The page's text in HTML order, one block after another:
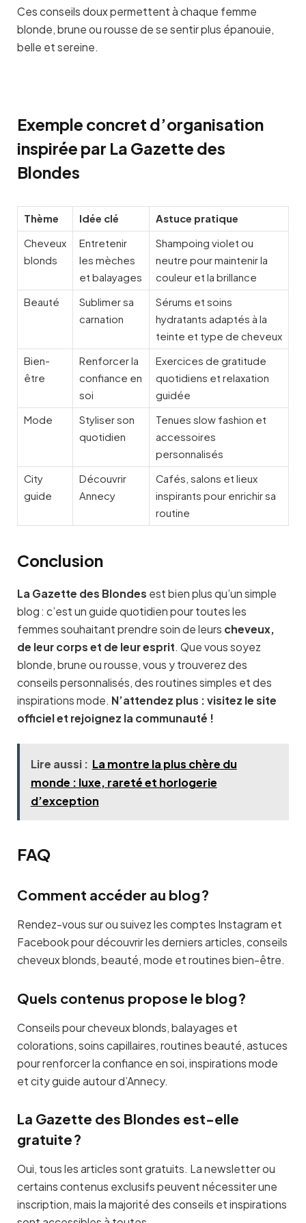
Ces conseils doux permettent à chaque femme
blonde, brune ou rousse de se sentir plus épanouie,
belle et sereine.
Exemple concret d’organisation
inspirée par La Gazette des
Blondes
Thème Idée clé
Astuce pratique
Cheveux
blonds
Entretenir
les mèches
et balayages
Shampoing violet ou
neutre pour maintenir la
couleur et la brillance
Beauté
Sublimer sa
carnation
Sérums et soins
hydratants adaptés à la
teinte et type de cheveux
Bien-
être
Renforcer la
confiance en
soi
Exercices de gratitude
quotidiens et relaxation
guidée
Mode
Styliser son
quotidien
Tenues slow fashion et
accessoires
personnalisés
City
guide
Découvrir
Annecy
Cafés, salons et lieux
inspirants pour enrichir sa
routine
Conclusion
La Gazette des Blondes est bien plus qu’un simple
blog : c’est un guide quotidien pour toutes les
femmes souhaitant prendre soin de leurs cheveux,
de leur corps et de leur esprit . Que vous soyez
blonde, brune ou rousse, vous y trouverez des
conseils personnalisés, des routines simples et des
inspirations mode. N’attendez plus : visitez le site
officiel et rejoignez la communauté !
Lire aussi : La montre la plus chère du
monde : luxe, rareté et horlogerie
d’exception
FAQ
Comment accéder au blog ?
Rendez-vous sur ou suivez les comptes Instagram et
Facebook pour découvrir les derniers articles, conseils
cheveux blonds, beauté, mode et routines bien-être.
Quels contenus propose le blog ?
Conseils pour cheveux blonds, balayages et
colorations, soins capillaires, routines beauté, astuces
pour renforcer la confiance en soi, inspirations mode
et city guide autour d’Annecy.
La Gazette des Blondes est-elle
gratuite ?
Oui, tous les articles sont gratuits. La newsletter ou
certains contenus exclusifs peuvent nécessiter une
inscription, mais la majorité des conseils et inspirations